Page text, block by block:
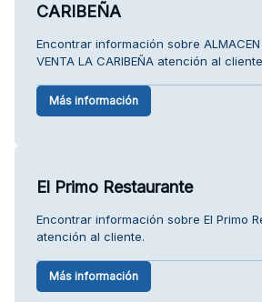
CARIBEÑA
Encontrar información sobre ALMACEN
VENTA LA CARIBEÑA atención al
Más información
El Primo Restaurante
Encontrar información sobre El Primo
atención al cliente.
Más información